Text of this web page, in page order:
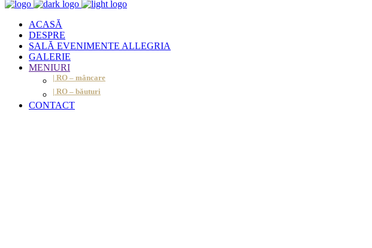
ACASĂ
DESPRE
SALĂ EVENIMENTE ALLEGRIA
GALERIE
MENIURI
| RO – mâncare
| RO – băuturi
CONTACT